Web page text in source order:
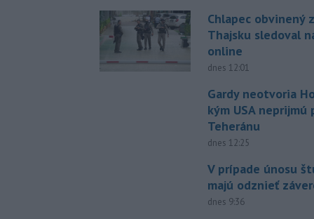
Chlapec obvinený
Thajsku sledoval
online
dnes 12:01
Gardy neotvoria
kým USA neprijmú
Teheránu
dnes 12:25
V prípade únosu
majú odznieť
dnes 9:36